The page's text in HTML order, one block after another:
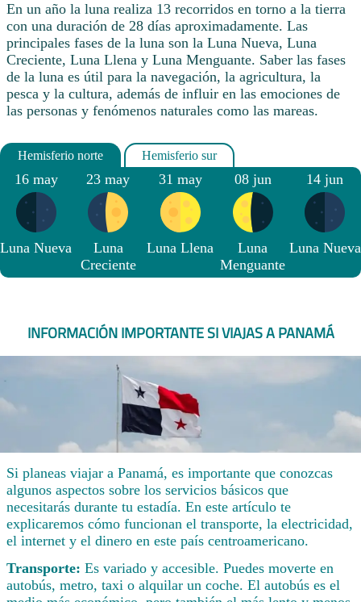
En un año la luna realiza 13 recorridos en torno a la tierra
con una duración de 28 días aproximadamente. Las
principales fases de la luna son la Luna Nueva, Luna
Creciente, Luna Llena y Luna Menguante. Saber las fases
de la luna es útil para la navegación, la agricultura, la
pesca y la cultura, además de influir en las emociones de
las personas y fenómenos naturales como las mareas.
16 may
Luna Nueva
23 may
Luna
Creciente
31 may
Luna Llena
08 jun
Luna
Menguante
14 jun
Luna Nueva
INFORMACIÓN IMPORTANTE SI VIAJAS A PANAMÁ
Si planeas viajar a Panamá, es importante que conozcas
algunos aspectos sobre los servicios básicos que
necesitarás durante tu estadía. En este artículo te
explicaremos cómo funcionan el transporte, la electricidad,
el internet y el dinero en este país centroamericano.
Transporte: Es variado y accesible. Puedes moverte en
autobús, metro, taxi o alquilar un coche. El autobús es el